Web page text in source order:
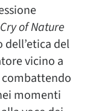
of Nature
dell’etica del
vicino a
combattendo
momenti